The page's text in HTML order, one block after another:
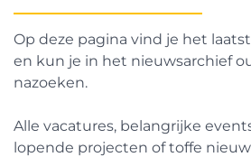
Op deze pagina vind je het
en kun je in het nieuwsarchief
nazoeken.
Alle vacatures, belangrijke
lopende projecten of toffe